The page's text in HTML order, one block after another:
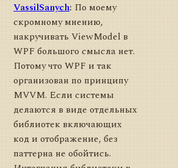
VassilSanych: По моему
скромному мнению,
накручивать ViewModel в
WPF большого смысла нет.
Потому что WPF и так
организован по принципу
MVVM. Если системы
делаются в виде отдельных
библиотек включающих
код и отображение, без
паттерна не обойтись.